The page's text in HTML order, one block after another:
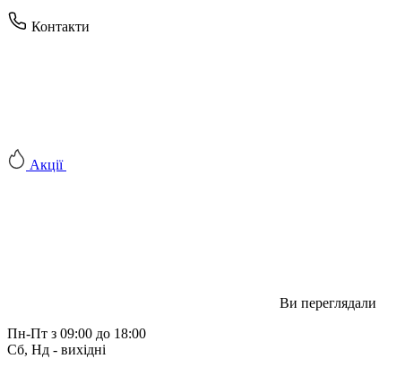
Контакти
Акції
Ви переглядали
Пн-Пт з 09:00 до 18:00
Сб, Нд - вихідні